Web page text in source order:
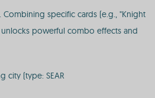
specific cards (e.g., "Knight
unlocks powerful combo effects and
city (type: SEAR